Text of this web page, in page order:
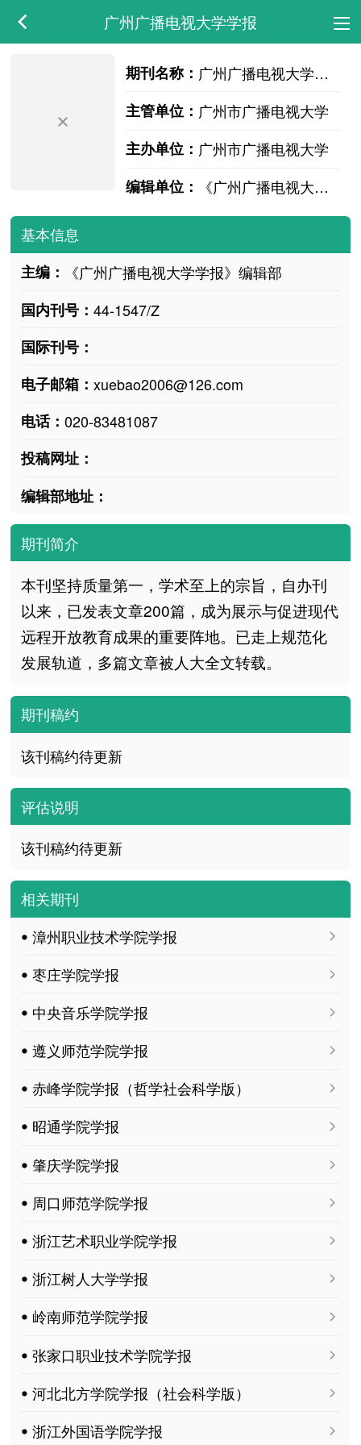
广州广播电视大学学报
期刊名称：
广州广播电视大学学报
主管单位： 广州市广播电视大学
主办单位： 广州市广播电视大学
编辑单位：
《广州广播电视大学学报》编辑部
基本信息
主编：
《广州广播电视大学学报》编辑部
国内刊号： 44-1547/Z
国际刊号：
电子邮箱： xuebao2006@126.com
电话： 020-83481087
投稿网址：
编辑部地址：
期刊简介
本刊坚持质量第一，学术至上的宗旨，自办刊
以来，已发表文章200篇，成为展示与促进现代
远程开放教育成果的重要阵地。已走上规范化
发展轨道，多篇文章被人大全文转载。
期刊稿约
该刊稿约待更新
评估说明
该刊稿约待更新
相关期刊
ꔷ 漳州职业技术学院学报
ꔷ 枣庄学院学报
ꔷ 中央音乐学院学报
ꔷ 遵义师范学院学报
ꔷ 赤峰学院学报（哲学社会科学版）
ꔷ 昭通学院学报
ꔷ 肇庆学院学报
ꔷ 周口师范学院学报
ꔷ 浙江艺术职业学院学报
ꔷ 浙江树人大学学报
ꔷ 岭南师范学院学报
ꔷ 张家口职业技术学院学报
ꔷ 河北北方学院学报（社会科学版）
ꔷ 浙江外国语学院学报